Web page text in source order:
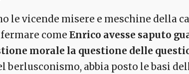
le vicende misere e meschine della
come Enrico avesse saputo
morale la questione delle
berlusconismo, abbia posto le basi